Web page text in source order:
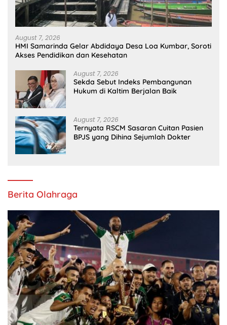
August 7, 2026
HMI Samarinda Gelar Abdidaya Desa Loa Kumbar, Soroti
Akses Pendidikan dan Kesehatan
August 7, 2026
Sekda Sebut Indeks Pembangunan
Hukum di Kaltim Berjalan Baik
August 7, 2026
Ternyata RSCM Sasaran Cuitan Pasien
BPJS yang Dihina Sejumlah Dokter
Berita Olahraga